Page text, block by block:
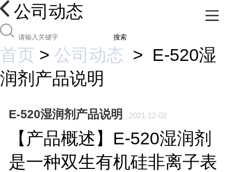
公司动态
搜索
首页 > 公司动态 > E-520湿
润剂产品说明
E-520湿润剂产品说明 2021-12-02
【产品概述】E-520湿润剂
是一种双生有机硅非离子表